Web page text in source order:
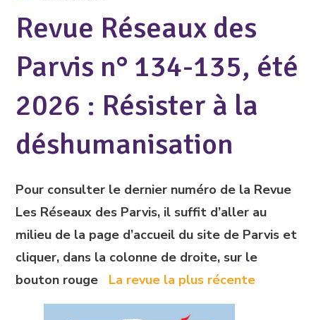
Revue Réseaux des
Parvis n° 134-135, été
2026 : Résister à la
déshumanisation
Pour consulter le dernier numéro de la Revue
Les Réseaux des Parvis, il suffit d’aller au
milieu de la page d’accueil du site de Parvis et
cliquer, dans la colonne de droite, sur le
bouton rouge La revue la plus récente